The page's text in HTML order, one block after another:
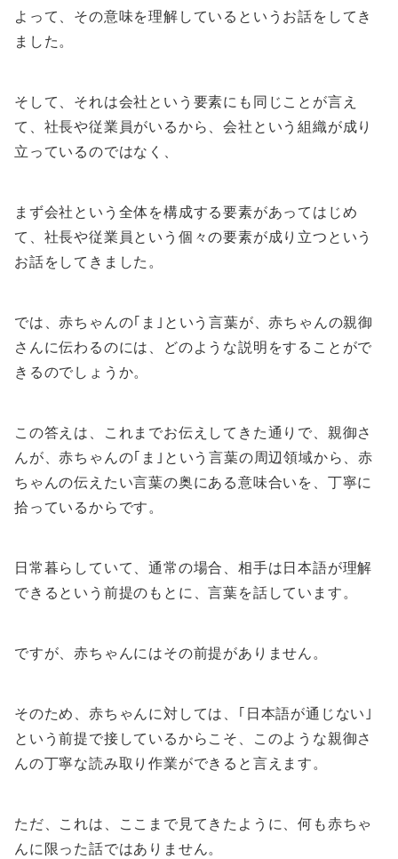
よって、その意味を理解しているというお話をしてき
ました。
そして、それは会社という要素にも同じことが言え
て、社長や従業員がいるから、会社という組織が成り
立っているのではなく、
まず会社という全体を構成する要素があってはじめ
て、社長や従業員という個々の要素が成り立つという
お話をしてきました。
では、赤ちゃんの｢ま｣という言葉が、赤ちゃんの親御
さんに伝わるのには、どのような説明をすることがで
きるのでしょうか。
この答えは、これまでお伝えしてきた通りで、親御さ
んが、赤ちゃんの｢ま｣という言葉の周辺領域から、赤
ちゃんの伝えたい言葉の奥にある意味合いを、丁寧に
拾っているからです。
日常暮らしていて、通常の場合、相手は日本語が理解
できるという前提のもとに、言葉を話しています。
ですが、赤ちゃんにはその前提がありません。
そのため、赤ちゃんに対しては、｢日本語が通じない｣
という前提で接しているからこそ、このような親御さ
んの丁寧な読み取り作業ができると言えます。
ただ、これは、ここまで見てきたように、何も赤ちゃ
んに限った話ではありません。